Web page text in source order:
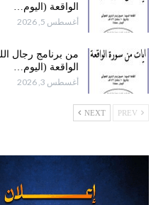
الواقعة (اليوم…
أغسطس 5, 2026
من برنامج رجال
الواقعة (اليوم…
أغسطس 3, 2026
NEXT